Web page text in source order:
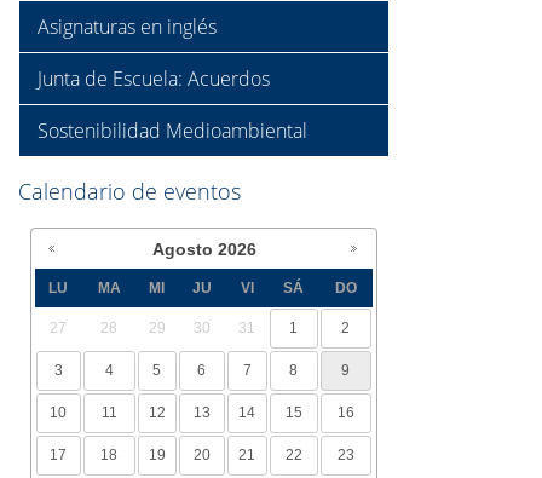
Asignaturas en inglés
Junta de Escuela: Acuerdos
Sostenibilidad Medioambiental
Calendario de eventos
Agosto 2026
LU MA MI JU VI SÁ DO
27 28 29 30 31 1 2
3 4 5 6 7 8 9
10 11 12 13 14 15 16
17 18 19 20 21 22 23